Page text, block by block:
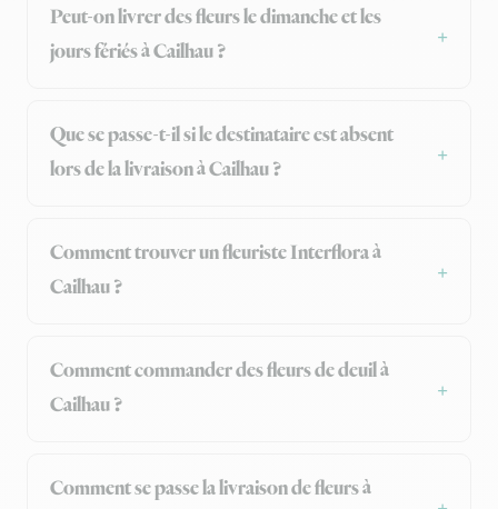
Peut-on livrer des fleurs le dimanche et les
jours fériés à Cailhau ?
Que se passe-t-il si le destinataire est absent
lors de la livraison à Cailhau ?
Comment trouver un fleuriste Interflora à
Cailhau ?
Comment commander des fleurs de deuil à
Cailhau ?
Comment se passe la livraison de fleurs à